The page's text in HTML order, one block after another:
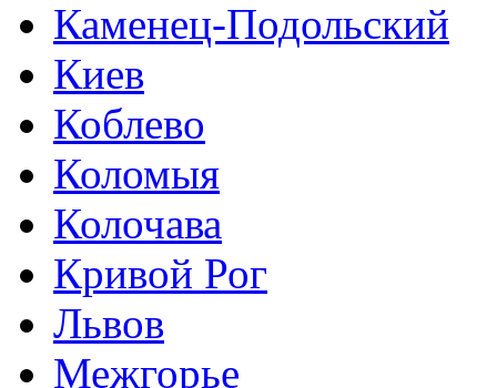
Каменец-Подольский
Киев
Коблево
Коломыя
Колочава
Кривой Рог
Львов
Межгорье